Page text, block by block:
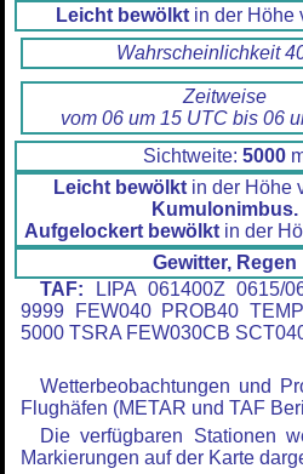
Leicht bewölktin der Höhe
Wahrscheinlichkeit
Zeitweise
vom 06 um 15 UTC bis 06
Sichtweite: 5000
Leicht bewölktin der Höhe
Kumulonimbus.
Aufgelockert bewölkt in der
Gewitter, Regen
TAF: LIPA 061400Z 0615/
9999 FEW040 PROB40
5000 TSRA FEW030CB
Wetterbeobachtungen und
Flughäfen (METAR und TAF
Die verfügbaren Stationen
Markierungen auf der Karte